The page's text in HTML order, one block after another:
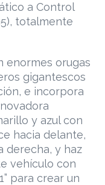
a Control
totalmente
enormes orugas
gigantescos
e incorpora
y azul con
hacia delante,
derecha, y haz
vehículo con
para crear un